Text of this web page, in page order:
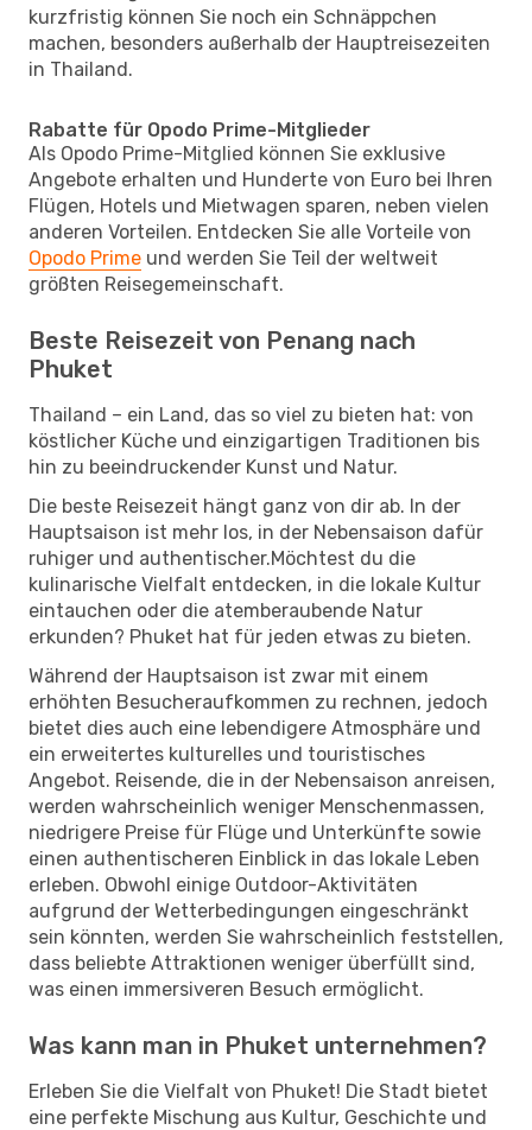
kurzfristig können Sie noch ein Schnäppchen
machen, besonders außerhalb der Hauptreisezeiten
in Thailand.
Rabatte für Opodo Prime-Mitglieder
Als Opodo Prime-Mitglied können Sie exklusive
Angebote erhalten und Hunderte von Euro bei Ihren
Flügen, Hotels und Mietwagen sparen, neben vielen
anderen Vorteilen. Entdecken Sie alle Vorteile von
Opodo Prime und werden Sie Teil der weltweit
größten Reisegemeinschaft.
Beste Reisezeit von Penang nach
Phuket
Thailand – ein Land, das so viel zu bieten hat: von
köstlicher Küche und einzigartigen Traditionen bis
hin zu beeindruckender Kunst und Natur.
Die beste Reisezeit hängt ganz von dir ab. In der
Hauptsaison ist mehr los, in der Nebensaison dafür
ruhiger und authentischer.Möchtest du die
kulinarische Vielfalt entdecken, in die lokale Kultur
eintauchen oder die atemberaubende Natur
erkunden? Phuket hat für jeden etwas zu bieten.
Während der Hauptsaison ist zwar mit einem
erhöhten Besucheraufkommen zu rechnen, jedoch
bietet dies auch eine lebendigere Atmosphäre und
ein erweitertes kulturelles und touristisches
Angebot. Reisende, die in der Nebensaison anreisen,
werden wahrscheinlich weniger Menschenmassen,
niedrigere Preise für Flüge und Unterkünfte sowie
einen authentischeren Einblick in das lokale Leben
erleben. Obwohl einige Outdoor-Aktivitäten
aufgrund der Wetterbedingungen eingeschränkt
sein könnten, werden Sie wahrscheinlich feststellen,
dass beliebte Attraktionen weniger überfüllt sind,
was einen immersiveren Besuch ermöglicht.
Was kann man in Phuket unternehmen?
Erleben Sie die Vielfalt von Phuket! Die Stadt bietet
eine perfekte Mischung aus Kultur, Geschichte und